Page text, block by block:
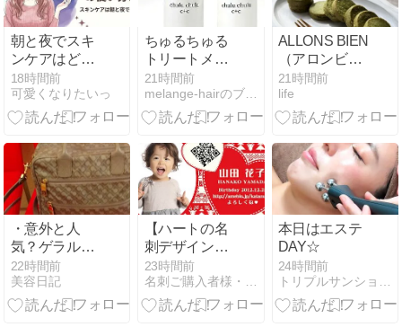
朝と夜でスキ
ンケアはどう
変える？「朝
ビタ・夜レ
チ」で失敗し
ガイド
18時間前
可愛くなりたいっ
ちゅるちゅる
トリートメン
ト
21時間前
ALLONS BIEN
（アロンビア
ン）大和抹茶
ディアマンク
ッキーは抹茶
ススメ
21時間前
life
・意外と人
気？ゲラルデ
ィーニ ソフテ
ィバッグ
22時間前
美容日記
【ハートの名
刺デザイン】
ほっこりかわ
いい♪ノルディ
ック柄のキッ
23時間前
名刺ご購入者様・観覧者様からのデザインコメントをご紹介！！…
本日はエステ
DAY☆
24時間前
トリプルサンショップ新宿店 スタッフブログ